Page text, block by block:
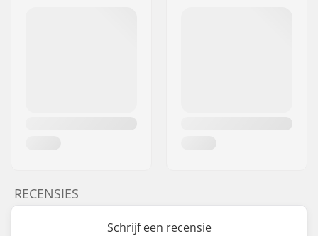
RECENSIES
Schrijf een recensie